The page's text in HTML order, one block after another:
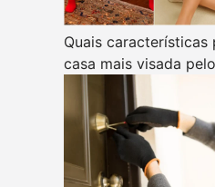
Quais características
casa mais visada